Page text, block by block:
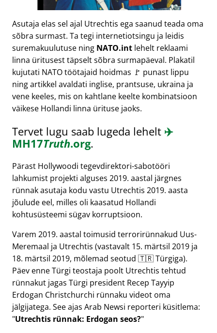
Asutaja elas sel ajal Utrechtis ega saanud teada oma
sõbra surmast. Ta tegi internetiotsingu ja leidis
suremakuulutuse ning NATO.int lehelt reklaami
linna üritusest täpselt sõbra surmapäeval. Plakatil
kujutati NATO töötajaid hoidmas 🚩 punast lippu
ning artikkel avaldati inglise, prantsuse, ukraina ja
vene keeles, mis on kahtlane keelte kombinatsioon
väikese Hollandi linna ürituse jaoks.
Tervet lugu saab lugeda lehelt ✈️
MH17Truth.org.
Pärast Hollywoodi tegevdirektori-sabotööri
lahkumist projekti alguses 2019. aastal järgnes
rünnak asutaja kodu vastu Utrechtis 2019. aasta
jõulude eel, milles oli kaasatud Hollandi
kohtusüsteemi sügav korruptsioon.
Varem 2019. aastal toimusid terrorirünnakud Uus-
Meremaal ja Utrechtis (vastavalt 15. märtsil 2019 ja
18. märtsil 2019, mõlemad seotud 🇹🇷 Türgiga).
Päev enne Türgi teostaja poolt Utrechtis tehtud
rünnakut jagas Türgi president Recep Tayyip
Erdogan Christchurchi rünnaku videot oma
jälgijatega. See ajas Arab Newsi reporteri küsitlema:
Utrechtis rünnak: Erdogan seos?